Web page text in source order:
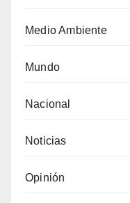
Medio Ambiente
Mundo
Nacional
Noticias
Opinión